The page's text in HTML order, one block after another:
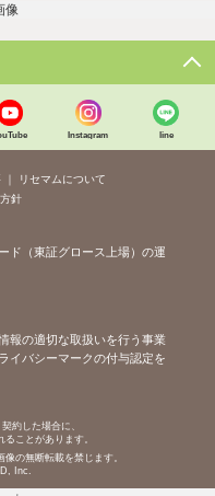
像
Instagram line
リセマムについて
針
ド（東証グロース上場）の運
報の適切な取扱いを行う事業
イバシーマークの付与認定を
約した場合に、
ことがあります。
の無断転載を禁じます。
Inc.